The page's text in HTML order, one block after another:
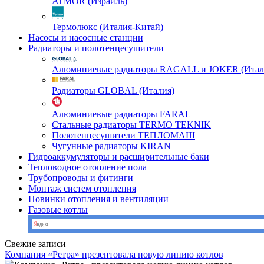
Термолюкс (Италия-Китай)
Насосы и насосные станции
Радиаторы и полотенцесушители
Алюминиевые радиаторы RAGALL и JOKER
Радиаторы GLOBAL (Италия)
Алюминиевые радиаторы FARAL
Стальные радиаторы TERMO TEKNIK
Полотенцесушители ТЕПЛОМАШ
Чугунные радиаторы KIRAN
Гидроаккумуляторы и расширительные баки
Тепловодное отопление пола
Трубопроводы и фитинги
Монтаж систем отопления
Новинки отопления и вентиляции
Газовые котлы
Свежие записи
Компания «Ретра» презентовала новую линию котлов